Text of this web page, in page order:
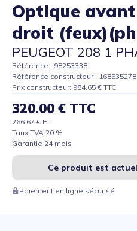
Optique
droit
PEUGEOT 208 1
Référence : 98253338
Référence constructeur :
Prix constructeur: 984.65 € TTC
320.00 € TTC
266.67 € HT
Taux TVA 20 %
Garantie 24 mois
Ce produit est
Paiement en ligne sécurisé